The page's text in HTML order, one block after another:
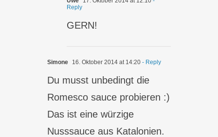
Reply
GERN!
Simone 16. Oktober 2014 at 14:20 - Reply
Du musst unbedingt die
Romesco sauce probieren :)
Das ist eine würzige
Nusssauce aus Katalonien.